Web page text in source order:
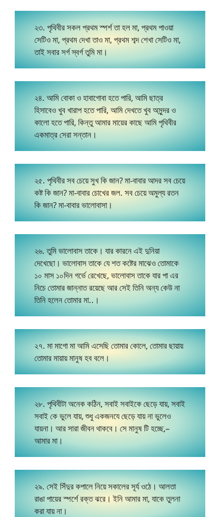
২৩. পৃথিবীর সকল প্রথম স্পর্শ তা হল মা, প্রথম পাওয়া
সেটিও মা, প্রথম দেখা তাও মা, প্রথম শব্দ শেখা সেটিও মা,
তাই সবার সর্গ স্বর্গ তুমি মা।
২৪. আমি বোকা ও হাবাগোবা হতে পারি, আমি ছাত্র
হিসাবেও খুব খারাপ হতে পারি, আমি দেখতে খুব অসুন্দর ও
কালো হতে পারি, কিন্তু আমার মায়ের কাছে আমি পৃথিবীর
একমাত্র সেরা সন্তান।
২৫. পৃথিবীর সব চেয়ে সুখ কি জান? মা-বাবার আদর সব চেয়ে
কষ্ট কি জান? মা-বাবার চোখের জল. সব চেয়ে অমুল্য রতন
কি জান? মা-বাবার ভালোবাসা।
২৬. তুমি ভালোবাস তাকে। যার কারনে এই দুনিয়া
দেখেছো। ভালোবাস তাকে যে শত কষ্টের মাঝেও তোমাকে
১০ মাস ১০দিন গর্ভে রেখেছে, ভালোবাস তাকে যার পা এর
নিচে তোমার জান্নাত রয়েছে আর সেই তিনি অন্য কেউ না
তিনি হলেন তোমার মা..।
২৭. মা মাগো মা আমি এসেছি তোমার কোলে, তোমার ছায়ায়
তোমার মায়ায়‪ মানুষ ‬হব বলে।
২৮. পৃথিবীটা অনেক কঠিন, সবাই সবাইকে ছেড়ে যায়, সবাই
সবাই কে ভুলে যায়, শুধু একজনযে ছেড়ে যায় না ভুলেও
যায়না। আর সারা জীবন থাকবে। সে মানুষ টি হচ্ছে,–
আমার মা।
২৯. সেই সিঁদুর কপালে নিয়ে সকালের সূর্য ওঠে। আলতা
রাঙা পায়ের স্পর্শে রক্ত ঝরে। ইনি আমার মা, যাকে তুলনা
করা যায় না।